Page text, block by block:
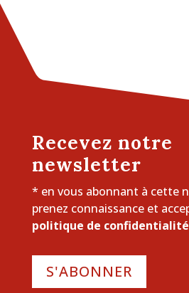
Recevez notre
newsletter
* en vous abonnant à cette
prenez connaissance et
politique de
S'ABONNER